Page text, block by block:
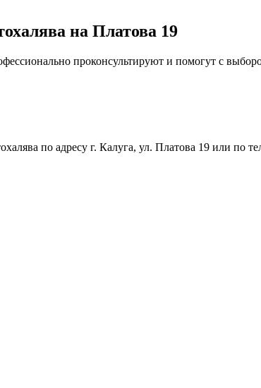
на Платова 19
проконсультируют и помогут с
по адресу г. Калуга, ул. Платова 19 или по